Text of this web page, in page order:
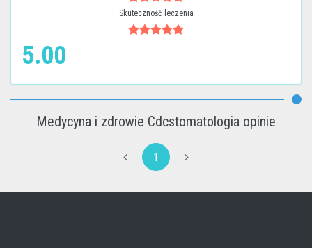
Skuteczność leczenia
5.00
Medycyna i zdrowie Cdcstomatologia opinie
1